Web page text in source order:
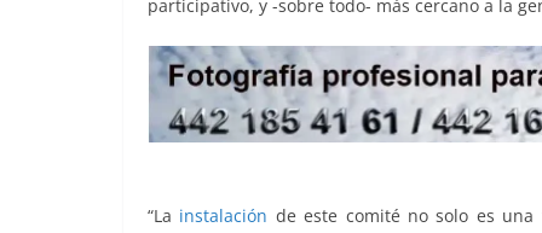
participativo, y -sobre todo- más cercano a la
“La instalación de este comité no solo es